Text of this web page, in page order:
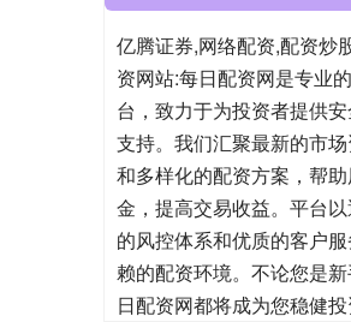
亿腾证券,网络配资,配资炒
资网站:每日配资网是专业
台，致力于为投资者提供
支持。我们汇聚最新的市
和多样化的配资方案，帮
金，提高交易收益。平台
的风控体系和优质的客户
赖的配资环境。不论您是
日配资网都将成为您稳健投